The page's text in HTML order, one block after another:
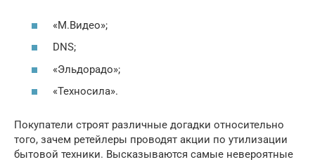
«М.Видео»;
DNS;
«Эльдорадо»;
«Техносила».
Покупатели строят различные догадки относительно
того, зачем ретейлеры проводят акции по утилизации
бытовой техники. Высказываются самые невероятные